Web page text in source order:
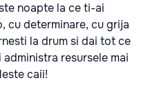
noapte la ce ti-ai
cu determinare, cu grija
la drum si dai tot ce
resursele mai
caii!